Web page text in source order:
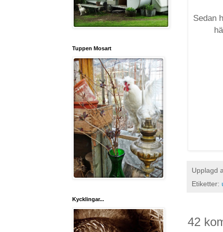
Sedan
Upplagd
Etiketter:
42
Tuppen Mosart
Kycklingar...